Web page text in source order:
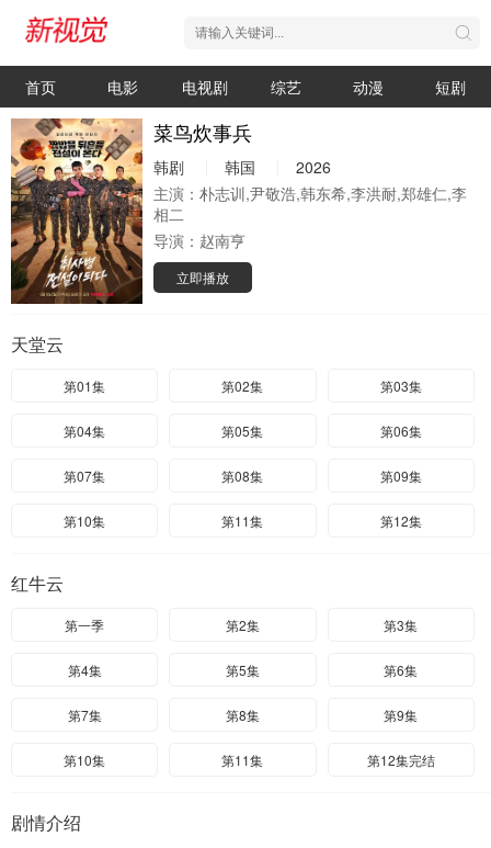
首页 电影 电视剧 综艺 动漫 短剧
菜鸟炊事兵
韩剧 韩国
2026
主演： 朴志训,尹敬浩,韩东希,李洪耐,郑雄仁,李
相二
导演： 赵南亨
立即播放
天堂云
第01集 第02集 第03集
第04集 第05集 第06集
第07集 第08集 第09集
第10集 第11集 第12集
红牛云
第一季 第2集 第3集
第4集 第5集 第6集
第7集 第8集 第9集
第10集 第11集 第12集完结
剧情介绍